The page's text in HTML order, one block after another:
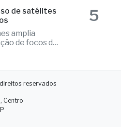
de satélites
amplia
de focos de
5
reservados
Centro